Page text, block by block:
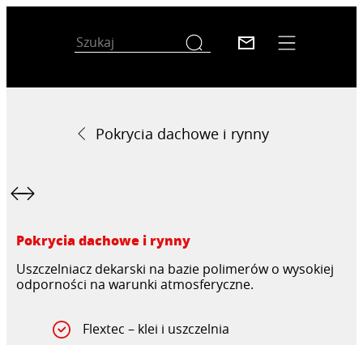
Pokrycia dachowe i rynny
Pokrycia dachowe i rynny
Uszczelniacz dekarski na bazie polimerów o wysokiej
odporności na warunki atmosferyczne.
Flextec – klei i uszczelnia